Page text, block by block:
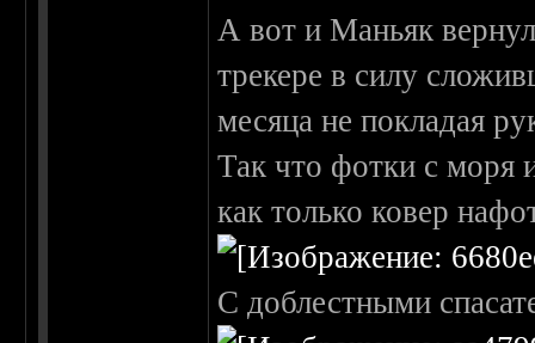
А вот и Маньяк
трекере в силу
месяца не покладая
Так что фотки с моря
как только ковер
С доблестными